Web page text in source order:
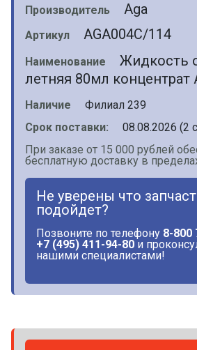
Производитель Aga
Артикул AGA004C/114
Наименование
Жидкость
летняя 80мл концентрат
Наличие
Филиал 239
Срок поставки:
08.08.2026 (2
При заказе от 15 000 рублей
бесплатную доставку в
Не уверены что
подойдет?
Позвоните по телефону 8-800
+7 (495) 411-94-80 и
нашими специалистами!